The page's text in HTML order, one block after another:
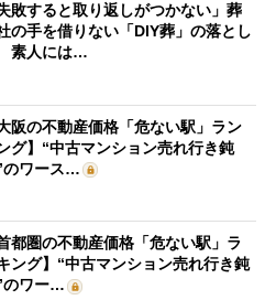
失敗すると取り返しがつかない」葬
の手を借りない「DIY葬」の落とし
素人には…
大阪の不動産価格「危ない駅」ラン
グ】“中古マンション売れ行き鈍
のワース…
首都圏の不動産価格「危ない駅」ラ
ング】“中古マンション売れ行き鈍
のワー…